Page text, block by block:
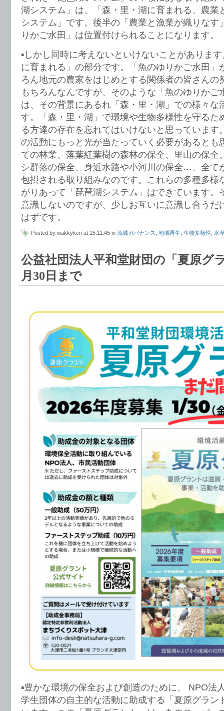
湖システム」は、「森・里・湖に育まれる、農業
システム」です。後半の「農業と漁業が織りなす
りかご水田」は位置付けられることになります。
▪️しかし同時に考えないといけないことがありま
に育まれる」の部分です。「魚のゆりかご水田」
ろん地元の農家をはじめとする関係者の皆さんの
もちろんなんですが、そのような「魚のゆりかご
は、その背景にあるれ「森・里・湖」での様々な
す。「森・里・湖」で環境や生物多様性を守るた
る方達の存在を忘れてはいけないと思っています
の活動にもっと光が当たっていく必要があるとも
ての林業、落葉紅葉樹の森林の保全、里山の保全
シ群落の保全、身近水路や小河川の保全…、全て
包摂される取り組みなのです。これらの多種多様
がりあって「琵琶湖システム」はできています。
意識しないのですが、少しお互いに意識し合うだ
はずです。
Posted by wakkyken at 15:11:45 in 流域ガバナンス 地域再生 生物多様性 水
公益社団法人平和堂財団の「夏原グ
月30日まで
▪️豊かな環境の保全および創造のために、 NPO法
学生団体の自主的な活動に助成する「夏原グラン